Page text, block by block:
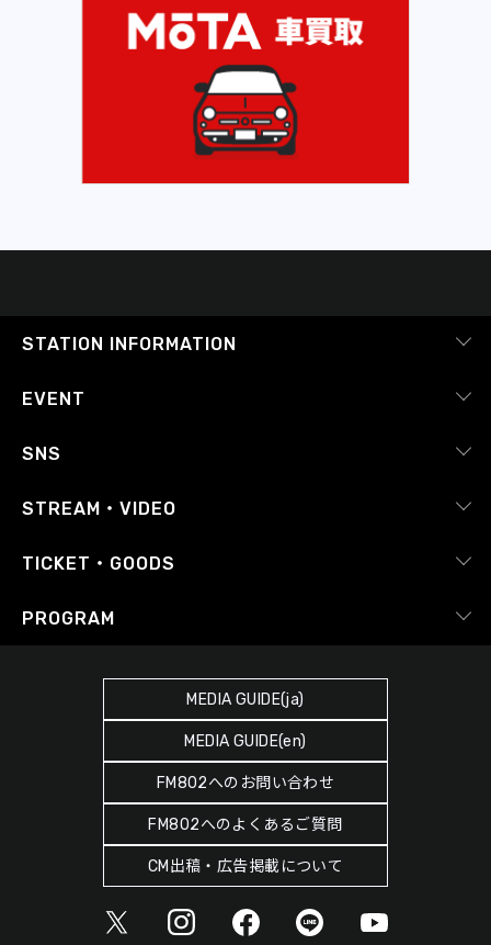
STATION INFORMATION
会社概要
番組審議会
Japan FM League
SDGsへの取り組み
緊急地震速報の対応
災害情報共有パートナーシップ
人権尊重・コンプライアンスに関する調査の結果について
EVENT
ピックアップ
SNS
RADIPASS
Instagram
STREAM・VIDEO
radiko.jp
TICKET・GOODS
RADIPASS TICKET
PROGRAM
ヘビーローテーション
MEDIA GUIDE(ja)
MEDIA GUIDE(en)
FM802へのお問い合わせ
FM802へのよくあるご質問
CM出稿・広告掲載について